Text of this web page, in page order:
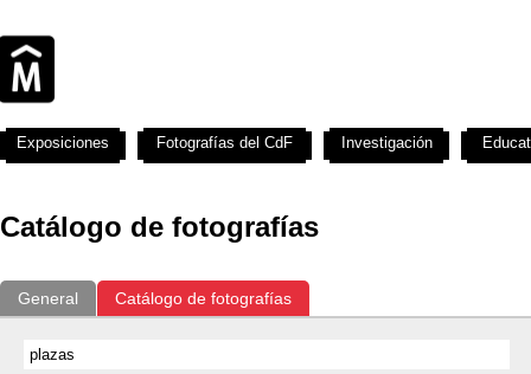
Catálogo de fotografías
General Catálogo de fotografías
Exposiciones Fotografías del CdF Investigación